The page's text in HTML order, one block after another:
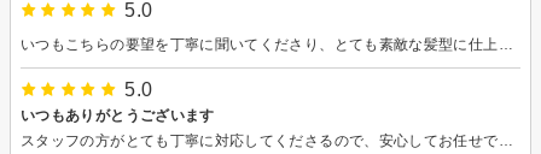
5.0
5.0
いつもありがとうございます